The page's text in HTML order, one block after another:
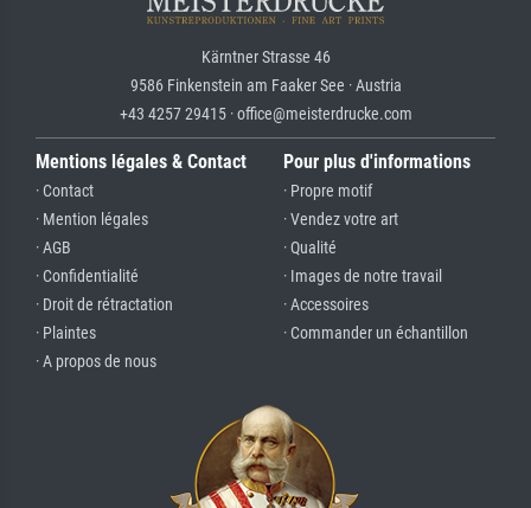
Kärntner Strasse 46
9586 Finkenstein am Faaker See · Austria
+43 4257 29415 · office@meisterdrucke.com
Mentions légales & Contact
· Contact
· Mention légales
· AGB
· Confidentialité
· Droit de rétractation
· Plaintes
· A propos de nous
Pour plus d'informations
· Propre motif
· Vendez votre art
· Qualité
· Images de notre travail
· Accessoires
· Commander un échantillon